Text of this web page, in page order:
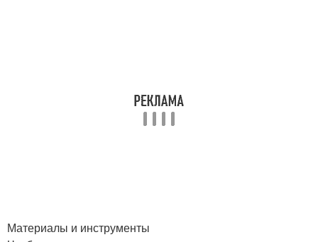
Материалы и инструменты